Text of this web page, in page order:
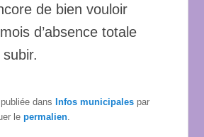
de bien vouloir
d’absence totale
subir.
dans Infos municipales par
lepermalien